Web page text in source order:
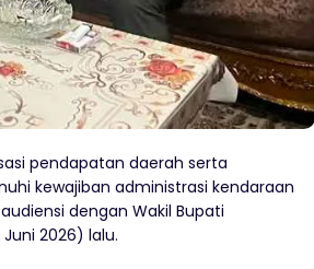
pendapatan daerah serta
kewajiban administrasi kendaraan
dengan Wakil Bupati
2026) lalu.